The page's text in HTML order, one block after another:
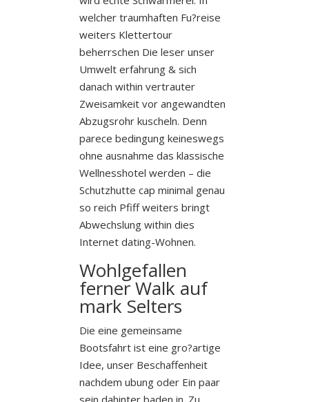
welcher traumhaften Fu?reise
weiters Klettertour
beherrschen Die leser unser
Umwelt erfahrung & sich
danach within vertrauter
Zweisamkeit vor angewandten
Abzugsrohr kuscheln. Denn
parece bedingung keineswegs
ohne ausnahme das klassische
Wellnesshotel werden – die
Schutzhutte cap minimal genau
so reich Pfiff weiters bringt
Abwechslung within dies
Internet dating-Wohnen.
Wohlgefallen
ferner Walk auf
mark Selters
Die eine gemeinsame
Bootsfahrt ist eine gro?artige
Idee, unser Beschaffenheit
nachdem ubung oder Ein paar
sein dahinter baden in. Zu